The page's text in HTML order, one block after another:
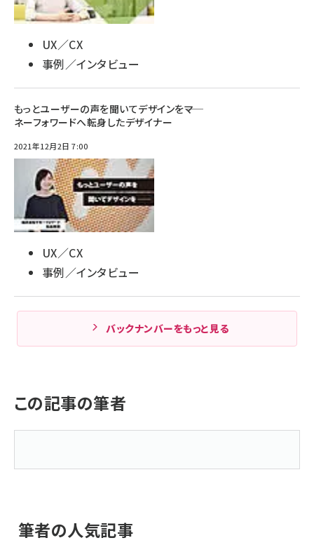
UX／CX
事例／インタビュー
もっとユーザーの声を聞いてデザインを――マ
ネーフォワードへ転身したデザイナー
2021年12月2日 7:00
UX／CX
事例／インタビュー
バックナンバーをもっと見る
この記事の筆者
筆者の人気記事